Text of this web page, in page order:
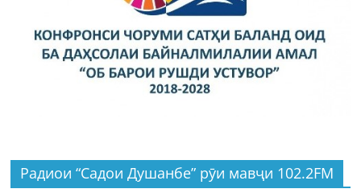
Радиои “Садои Душанбе” рӯи мавҷи 102.2FM